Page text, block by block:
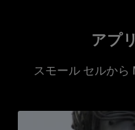
アプ
スモール セルか